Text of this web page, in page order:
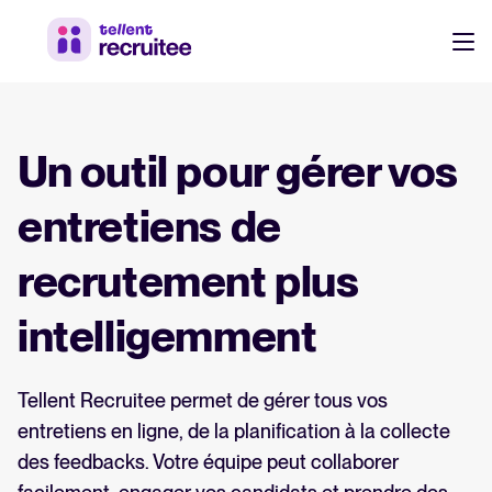
Produit
Recrutez plus rapidement, collaborez efficacement avec vos
équipes et prenez de meilleures décisions de recrutement.
Découvrez pourquoi plus de 7 000 entreprises ont
choisi Tellent Recruitee
Attirer & Sourcer
Site carrière & Multi-diffusion
Sourcing candidats
Cooptation
Nos clients
Ressources
Qui nous sommes, ce que nous faisons et pourquoi.
Actualités produit
DE
EN
Se connecter à Tellent Recruitee
Un outil pour gérer vos
entretiens de
recrutement plus
intelligemment
Tellent Recruitee permet de gérer tous vos
entretiens en ligne, de la planification à la collecte
des feedbacks. Votre équipe peut collaborer